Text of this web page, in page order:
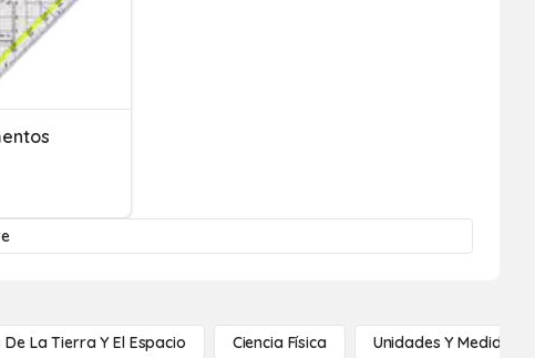
De La Tierra Y El Espacio Ciencia Física Unidades Y Medidas